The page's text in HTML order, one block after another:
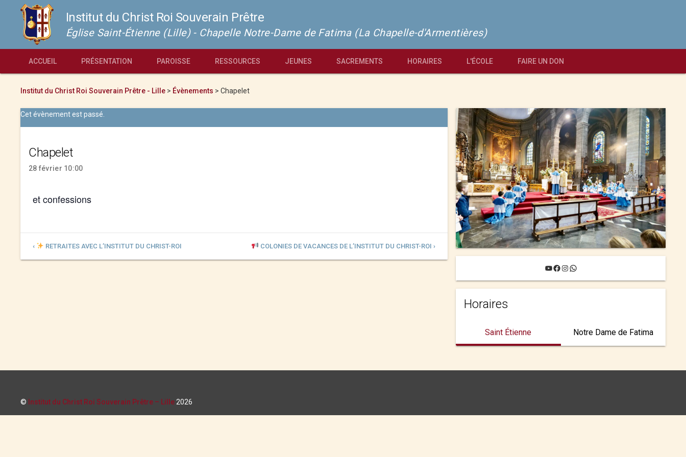
Institut du Christ Roi Souverain Prêtre
Église Saint-Étienne (Lille) - Chapelle Notre-Dame de Fatima (La Chapelle-d'Armentières)
ACCUEIL PRÉSENTATION PAROISSE RESSOURCES JEUNES SACREMENTS HORAIRES L'ÉCOLE FAIRE UN DON
Institut du Christ Roi Souverain Prêtre - Lille > Évènements > Chapelet
Cet évènement est passé.
Chapelet
28 février 10:00
et confessions
‹ RETRAITES AVEC L’INSTITUT DU CHRIST-ROI COLONIES DE VACANCES DE L’INSTITUT DU CHRIST-ROI ›
YouTube
Facebook
Instagram
WhatsApp
Horaires
Saint Étienne Notre Dame de Fatima
© Institut du Christ Roi Souverain Prêtre – Lille 2026